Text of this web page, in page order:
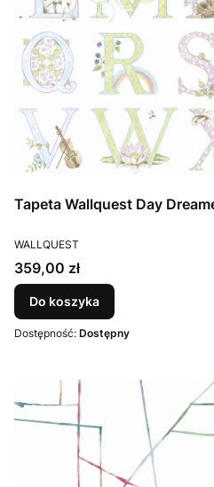
Tapeta Wallquest Day
PRODUCENT
WALLQUEST
Cena
359,00 zł
Do koszyka
Dostępność: Dostępny